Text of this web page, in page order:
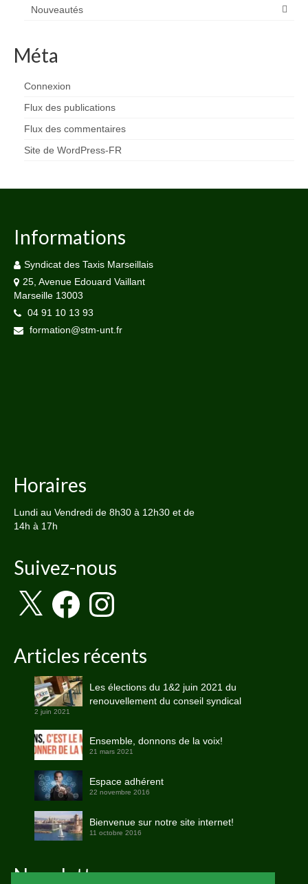
Nouveautés
Méta
Connexion
Flux des publications
Flux des commentaires
Site de WordPress-FR
Informations
Syndicat des Taxis Marseillais
25, Avenue Edouard Vaillant
Marseille 13003
04 91 10 13 93
formation@stm-unt.fr
Horaires
Lundi au Vendredi de 8h30 à 12h30 et de
14h à 17h
Suivez-nous
FacebookInstagram
Articles récents
Les élections du 1&2 juin 2021 du
renouvellement du conseil syndical
2 juin 2021
Ensemble, donnons de la voix!
21 mars 2021
Espace adhérent
22 novembre 2016
Bienvenue sur notre site internet!
11 octobre 2016
Newsletter